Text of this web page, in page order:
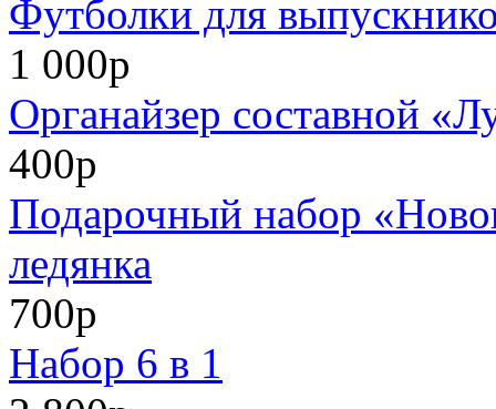
Футболки для
1 000р
Органайзер составной
400р
Подарочный набор
ледянка
700р
Набор 6 в 1